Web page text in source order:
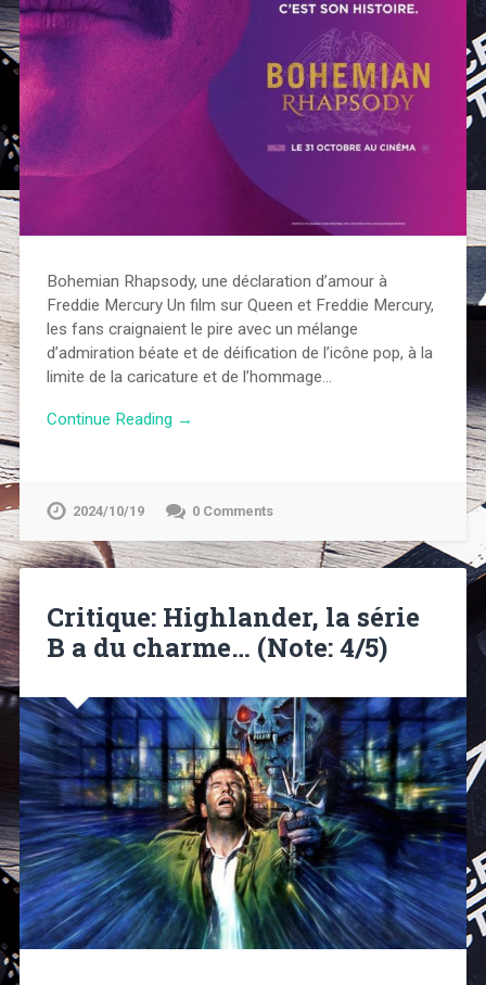
Bohemian Rhapsody, une déclaration d’amour à
Freddie Mercury Un film sur Queen et Freddie Mercury,
les fans craignaient le pire avec un mélange
d’admiration béate et de déification de l’icône pop, à la
limite de la caricature et de l’hommage…
Continue Reading →
2024/10/19 0 Comments
Critique: Highlander, la série
B a du charme… (Note: 4/5)